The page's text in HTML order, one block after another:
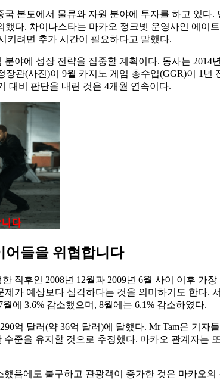
국 본토에서 물류와 자원 분야에 투자를 하고 있
했다. 차이나스타는 마카오 정크넷 운영사인 에
키려면 추가 시간이 필요하다고 말했다.
야에 성장 전략을 집중할 계획이다. 동사는
장관(사진)이 9월 카지노 게임 총수입(GGR)이 1
대비 판단을 내린 것은 4개월 연속이다.
어들을 위협합니다
직후인 2008년 12월과 2009년 6월 사이 이후 가
가 예상보다 심각하다는 것을 의미하기도 한다.
에 3.6% 감소했으며, 8월에는 6.1% 감소하였다.
억 달러(약 36억 달러)에 달했다. Mr Tam은 기
수준을 유지할 것으로 추정했다. 마카오 관계자
했음에도 불구하고 관광객이 증가한 것은 마카오